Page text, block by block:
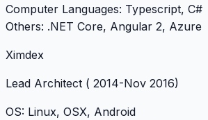
Computer Languages: Typescript, C#
Others: .NET Core, Angular 2, Azure
Ximdex
Lead Architect ( 2014-Nov 2016)
OS: Linux, OSX, Android